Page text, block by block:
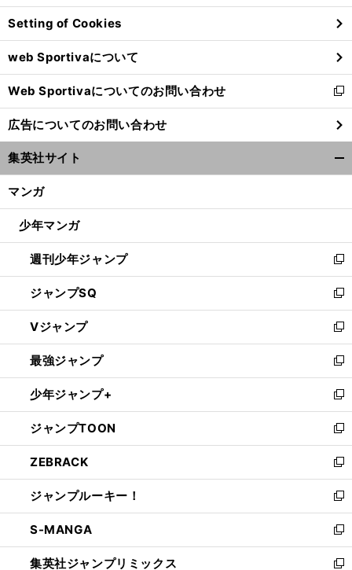
ン
ド
ウ
で
開
く
Setting of Cookies
web Sportivaについて
Web Sportivaについてのお問い合わせ
新
し
い
ウ
ィ
ン
ウ
開
く
広告についてのお問い合わせ
集英社サイト
マンガ
少年マンガ
週刊少年ジャンプ
新
し
い
ウ
ィ
ン
ド
ウ
で
開
く
ジャンプSQ
新
し
い
ウ
ィ
ン
ド
ウ
で
開
く
Vジャンプ
新
し
い
ウ
ィ
ン
ド
ウ
で
開
く
最強ジャンプ
新
し
い
ウ
ィ
ン
ド
ウ
で
開
く
少年ジャンプ+
新
し
い
ウ
ィ
ン
ド
ウ
で
開
く
ジャンプTOON
新
し
い
ウ
ィ
ン
ド
ウ
で
ZEBRACK
新
し
い
ウ
ィ
ン
ド
ジャンプルーキー！
新
し
い
ウ
ィ
S-MANGA
新
し
い
集英社ジャンプリミックス
新